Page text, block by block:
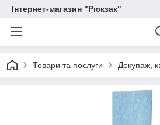
Інтернет-магазин "Рюкзак"
Товари та послуги Декупаж,